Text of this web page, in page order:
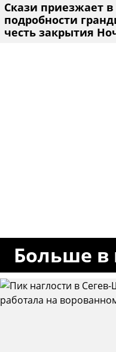
Скази приезжает
подробности
честь закрытия
Больше в